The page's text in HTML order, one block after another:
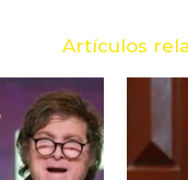
Artículos